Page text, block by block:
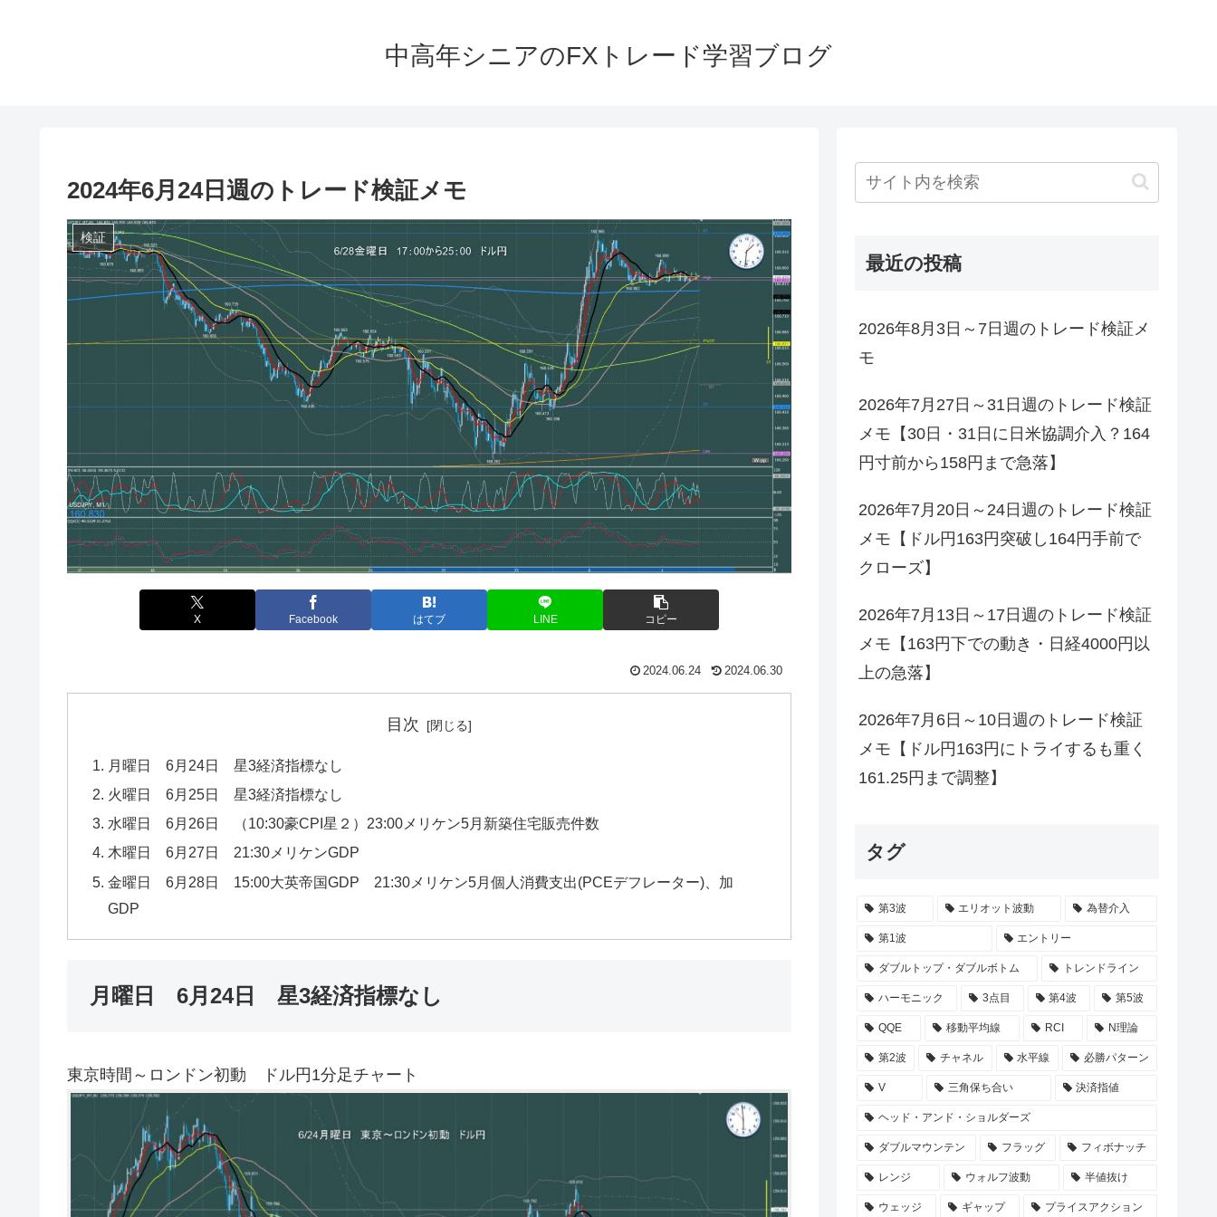
中高年シニアのFXトレード学習ブログ
2024年6月24日週のトレード検証メモ
検証
X Facebook はてブ LINE コピー
2024.06.24 2024.06.30
目次
月曜日 6月24日 星3経済指標なし
火曜日 6月25日 星3経済指標なし
水曜日 6月26日 （10:30豪CPI星２）23:00メリケン5月新築住宅販売件数
木曜日 6月27日 21:30メリケンGDP
金曜日 6月28日 15:00大英帝国GDP 21:30メリケン5月個人消費支出(PCEデフレーター)、加
GDP
月曜日 6月24日 星3経済指標なし
東京時間～ロンドン初動 ドル円1分足チャート
最近の投稿
2026年8月3日～7日週のトレード検証メ
モ
2026年7月27日～31日週のトレード検証
メモ【30日・31日に日米協調介入？164
円寸前から158円まで急落】
2026年7月20日～24日週のトレード検証
メモ【ドル円163円突破し164円手前で
クローズ】
2026年7月13日～17日週のトレード検証
メモ【163円下での動き・日経4000円以
上の急落】
2026年7月6日～10日週のトレード検証
メモ【ドル円163円にトライするも重く
161.25円まで調整】
タグ
第3波 エリオット波動 為替介入
第1波 エントリー
ダブルトップ・ダブルボトム トレンドライン
ハーモニック 3点目 第4波 第5波
QQE 移動平均線 RCI N理論
第2波 チャネル 水平線 必勝パターン
V 三角保ち合い 決済指値
ヘッド・アンド・ショルダーズ
ダブルマウンテン フラッグ フィボナッチ
レンジ ウォルフ波動 半値抜け
ウェッジ ギャップ プライスアクション